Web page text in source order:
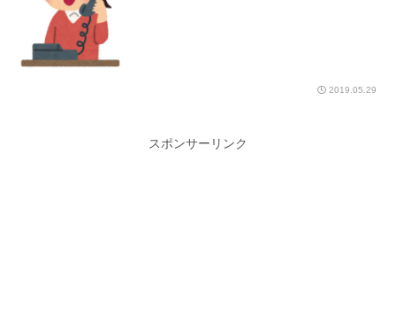
2019.05.29
スポンサーリンク